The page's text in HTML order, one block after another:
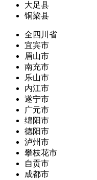
大足县
铜梁县
全四川省
宜宾市
眉山市
南充市
乐山市
内江市
遂宁市
广元市
绵阳市
德阳市
泸州市
攀枝花市
自贡市
成都市